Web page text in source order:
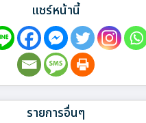
แชร์หน้านี้
รายการอื่นๆ